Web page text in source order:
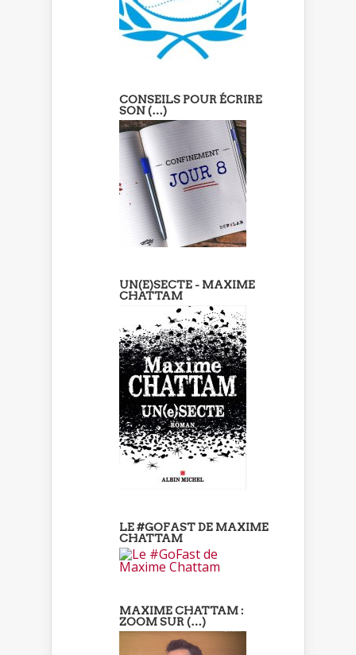
CONSEILS POUR ÉCRIRE
SON (…)
UN(E)SECTE - MAXIME
CHATTAM
LE #GOFAST DE MAXIME
CHATTAM
MAXIME CHATTAM :
ZOOM SUR (…)